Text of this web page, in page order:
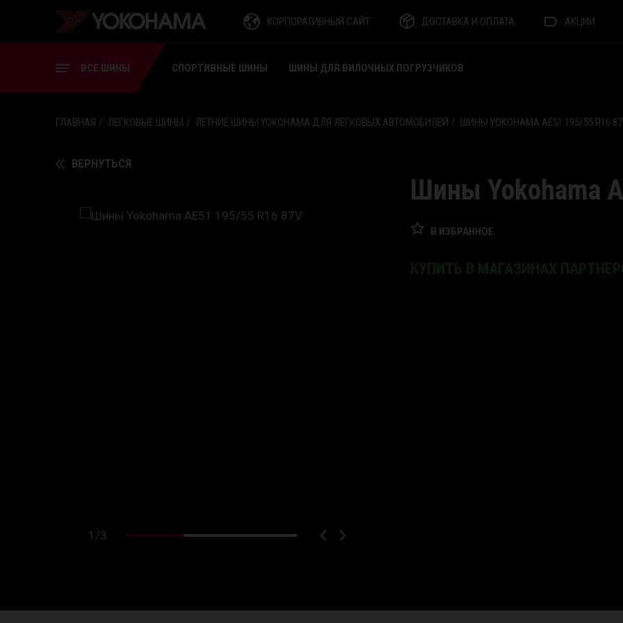
КОРПОРАТИВНЫЙ САЙТ ДОСТАВКА И ОПЛАТА АКЦИИ
ВСЕ ШИНЫ СПОРТИВНЫЕ ШИНЫ ШИНЫ ДЛЯ ВИЛОЧНЫХ ПОГРУЗЧИКОВ
СПОРТИВНЫЕ ШИНЫ
ШИНЫ ДЛЯ ВИЛОЧНЫХ
ГЛАВНАЯ ЛЕГКОВЫЕ ШИНЫ ЛЕТНИЕ ШИНЫ YOKOHAMA ДЛЯ ЛЕГКОВЫХ АВТОМОБИЛЕЙ ШИНЫ YOKOHAMA AE51 195/55 R16
ВЕРНУТЬСЯ
Шины Yokohama
1 /3
В ИЗБРАННОЕ
КУПИТЬ В МАГАЗИНАХ